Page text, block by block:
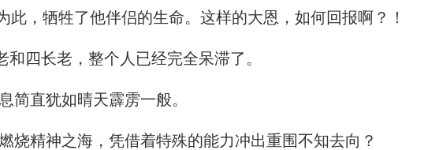
此，牺牲了他伴侣的生命。这样的大恩，如何回报啊？！
四长老，整个人已经完全呆滞了。
直犹如晴天霹雳一般。
精神之海，凭借着特殊的能力冲出重围不知去向？